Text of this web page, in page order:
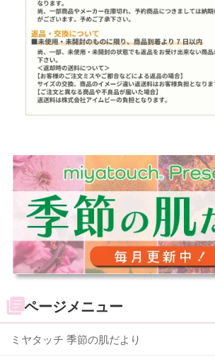
ページメニュー
ミヤタッチ 季節の肌だより